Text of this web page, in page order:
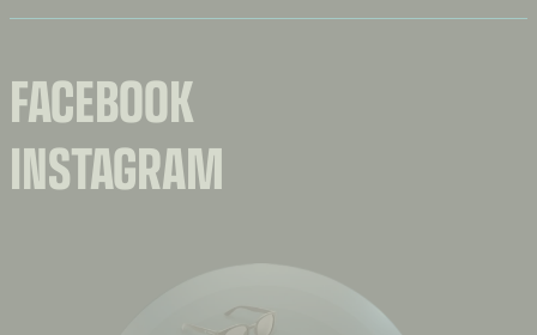
FACEBOOK
INSTAGRAM